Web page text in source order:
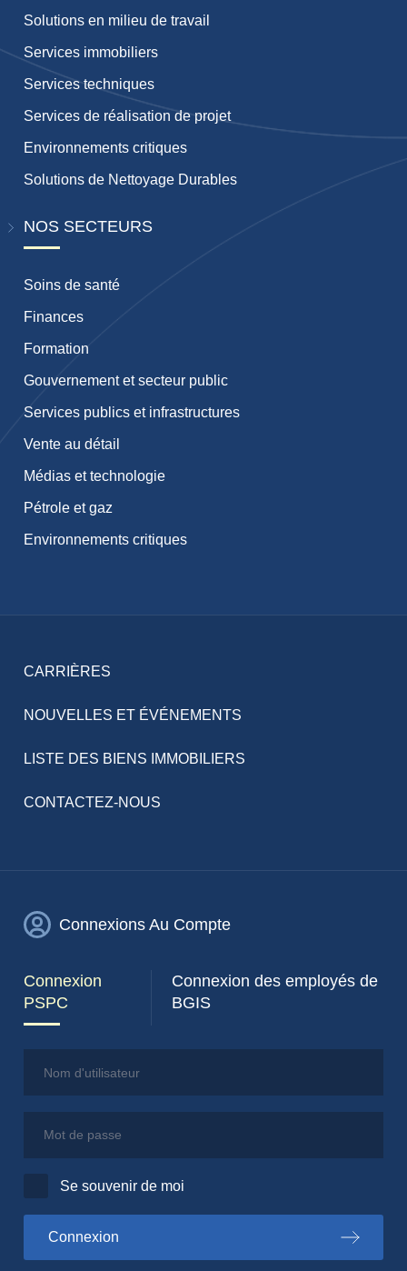
Solutions en milieu de travail
Services immobiliers
Services techniques
Services de réalisation de projet
Environnements critiques
Solutions de Nettoyage Durables
NOS SECTEURS
Soins de santé
Finances
Formation
Gouvernement et secteur public
Services publics et infrastructures
Vente au détail
Médias et technologie
Pétrole et gaz
Environnements critiques
CARRIÈRES
NOUVELLES ET ÉVÉNEMENTS
LISTE DES BIENS IMMOBILIERS
CONTACTEZ-NOUS
Connexions Au Compte
Connexion
PSPC
Connexion des employés de
BGIS
Se souvenir de moi
Connexionau portail PSPC